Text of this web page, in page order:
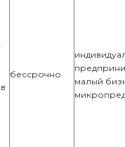
бессрочно
малый